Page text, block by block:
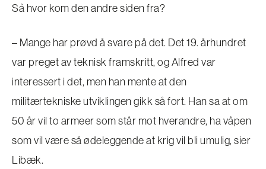
Så hvor kom den andre siden fra?
– Mange har prøvd å svare på det. Det 19. århundret
var preget av teknisk framskritt, og Alfred var
interessert i det, men han mente at den
militærtekniske utviklingen gikk så fort. Han sa at om
50 år vil to armeer som står mot hverandre, ha våpen
som vil være så ødeleggende at krig vil bli umulig, sier
Libæk.